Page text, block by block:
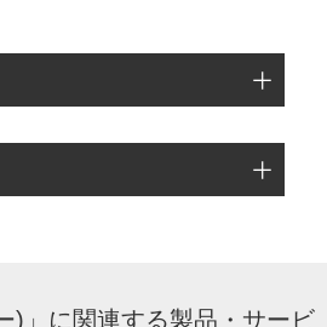
)」に関連する製品・サービ